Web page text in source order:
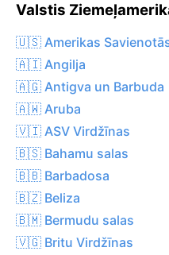
Valstis
🇺🇸 Amerikas
🇦🇮 Angilja
🇦🇬 Antigva un Barbuda
🇦🇼 Aruba
🇻🇮 ASV Virdžīnas
🇧🇸 Bahamu salas
🇧🇧 Barbadosa
🇧🇿 Beliza
🇧🇲 Bermudu salas
🇻🇬 Britu Virdžīnas